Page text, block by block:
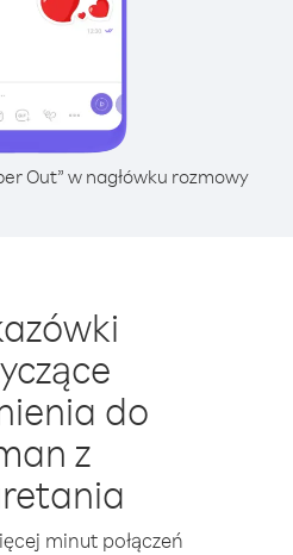
Out” w nagłówku rozmowy
do
z
minut połączeń